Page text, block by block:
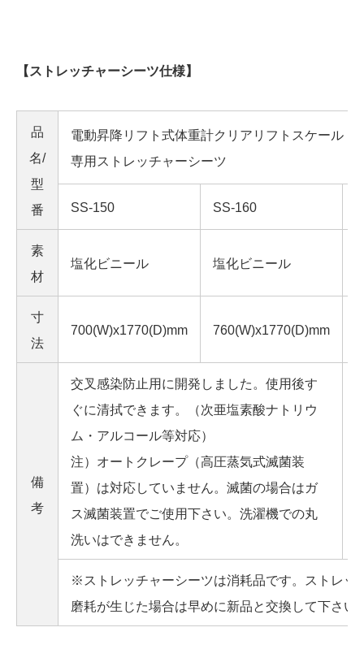
【ストレッチャーシーツ仕様】
品
名/
型
番
電動昇降リフト式体重計クリアリフトスケール
専用ストレッチャーシーツ
SS-150 SS-160
素
材
塩化ビニール 塩化ビニール
寸
法
700(W)x1770(D)mm 760(W)x1770(D)mm
備
考
交叉感染防止用に開発しました。使用後す
ぐに清拭できます。（次亜塩素酸ナトリウ
ム・アルコール等対応）
注）オートクレープ（高圧蒸気式滅菌装
置）は対応していません。滅菌の場合はガ
ス滅菌装置でご使用下さい。洗濯機での丸
洗いはできません。
※ストレッチャーシーツは消耗品です。ストレッ
磨耗が生じた場合は早めに新品と交換して下さい